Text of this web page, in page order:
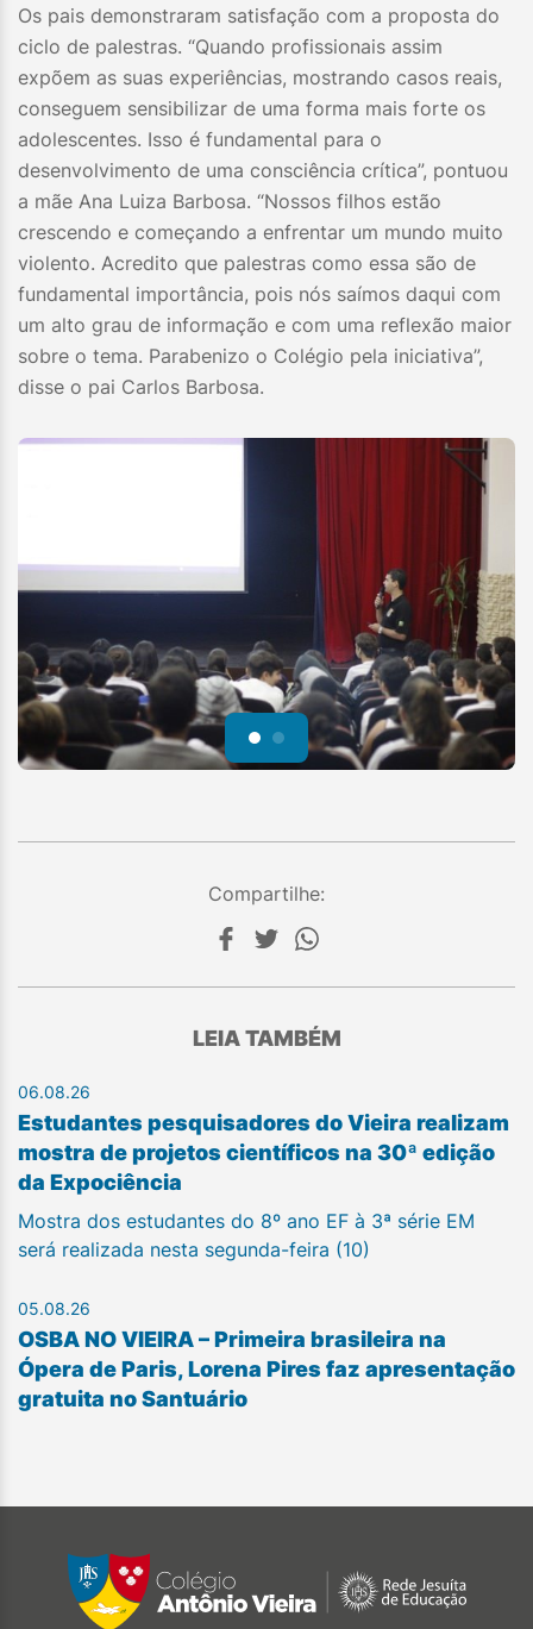
Os pais demonstraram satisfação com a proposta do
ciclo de palestras. “Quando profissionais assim
expõem as suas experiências, mostrando casos reais,
conseguem sensibilizar de uma forma mais forte os
adolescentes. Isso é fundamental para o
desenvolvimento de uma consciência crítica”, pontuou
a mãe Ana Luiza Barbosa. “Nossos filhos estão
crescendo e começando a enfrentar um mundo muito
violento. Acredito que palestras como essa são de
fundamental importância, pois nós saímos daqui com
um alto grau de informação e com uma reflexão maior
sobre o tema. Parabenizo o Colégio pela iniciativa”,
disse o pai Carlos Barbosa.
Compartilhe:
LEIA TAMBÉM
06.08.26
Estudantes pesquisadores do Vieira realizam
mostra de projetos científicos na 30ª edição
da Expociência
Mostra dos estudantes do 8º ano EF à 3ª série EM
será realizada nesta segunda-feira (10)
05.08.26
OSBA NO VIEIRA – Primeira brasileira na
Ópera de Paris, Lorena Pires faz apresentação
gratuita no Santuário